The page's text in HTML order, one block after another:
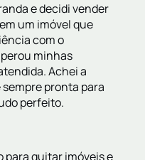
e decidi vender
um imóvel que
com o
minhas
Achei a
pronta para
perfeito.
para quitar imóveis e